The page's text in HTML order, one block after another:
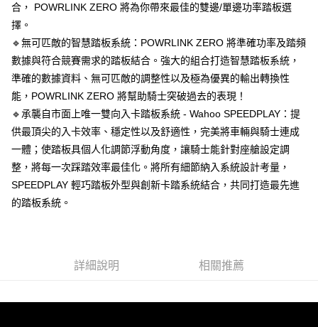
消。如遇「轉專審核」未通過狀況，表示未達大哥付你分期系統評分，恕無
法說明評估內容。
【繳款方式說明】
1.分期款項不併入電信帳單，「大哥付你分期」於每月結算日後寄送繳費提
醒簡訊。
帳／街口支付／iPASS MONEY」等通路繳費。
【注意事項】
1.本服務係由「台灣大哥大股份有限公司」（以下簡稱本公司）所提供，讓
用戶於交易時，得透過本服務購買商品或服務，並由商店將買賣／分期付款
買賣價金債權讓與本公司後，依約使用本公司帳單繳交帳款。
2.基於同意付款使用「大哥付你分期」之契約關係目的，商店將以您的個人
資料（包含姓名、電話或地址）提供予台灣大哥大進項蒐集、處理及利用，
由本公司與您本人進行分期帳單所需資料之確認、核對及更正。
3.完整用戶服務條款，請詳閱以下連結：
２．便利：只要手機號碼，簡訊認證，即可結帳。
３．安心：先確認商品／服務後，再付款。
【「AFTEE先享後付」結帳流程】
１．於結帳方式選擇「AFTEE先享後付」後，將跳轉至「AFTEE先享後付」
結帳頁面，進行簡訊認證並確認金額後，即可完成結帳。
２．訂單成立數日內，您將收到繳費通知簡訊。
３．收到繳費通知簡訊後14天內，點擊此簡訊中的連結，可透過四大超商／
ATM／網路銀行／等多元方式進行付款，方視為交易完成。
※ 請注意：結帳手續完成當下不需立刻繳費，但若您需要取消訂單，請聯絡
後付繳納相關費用。
※ 交易是否成功請以「AFTEE先享後付 」之結帳頁面顯示為準，若有關於
是否繳費成功／繳費後需取消欲退款等相關疑問，請聯繫「AFTEE先享後付
客戶支援中心」https://netprotections.freshdesk.com/support/home
２．關於個人資料處理事宜，請瀏覽以下網址：
運送方式
宅配
每筆NT$95，滿NT$1,800(含以上)免運費
合， POWRLINK ZERO 將為你帶來最佳的雙邊/單邊功率踏板選
擇。
🔹無可匹敵的智慧踏板系統：POWRLINK ZERO 將準確功率及踏頻
數據與符合競賽需求的踏板結合。強大的組合打造智慧踏板系統，
準確的數據資料、無可匹敵的調整性以及極為優異的輸出轉換性
能，POWRLINK ZERO 將幫助騎士突破過去的表現！
🔹承襲自市面上唯一雙向入卡踏板系統 - Wahoo SPEEDPLAY：提
供最頂尖的入卡效率、穩定性以及舒適性，完美將車輛與騎士連成
一體；使踏板具個人化調節浮動角度，讓騎士能針對座艙設定調
整，將每一次踩踏效率最佳化。將所有細節納入系統設計考量，
SPEEDPLAY 輕巧踏板外型與創新卡踏系統結合，共同打造最先進
的踏板系統。
詳細說明 相關推薦